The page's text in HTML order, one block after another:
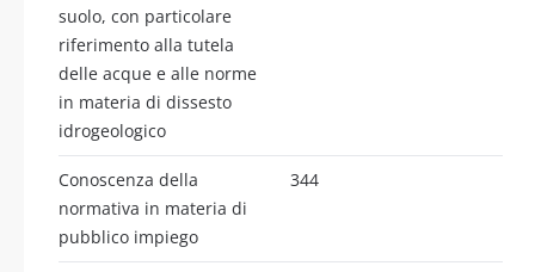
suolo, con particolare
riferimento alla tutela
delle acque e alle norme
in materia di dissesto
idrogeologico
Conoscenza della
normativa in materia di
pubblico impiego
344